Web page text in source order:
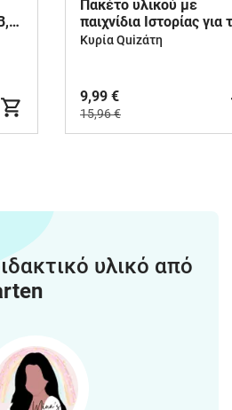
Πακέτο υλικού με
παιχνίδια Ιστορίας για
Δημοτικό
Κυρία Quizάτη
9,99 €
15,96 €
υλικό από